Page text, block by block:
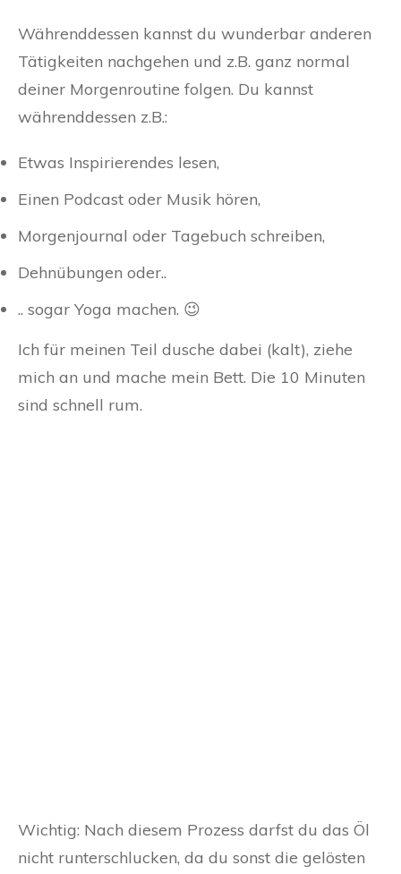
Währenddessen kannst du wunderbar anderen
Tätigkeiten nachgehen und z.B. ganz normal
deiner Morgenroutine folgen. Du kannst
währenddessen z.B.:
Etwas Inspirierendes lesen,
Einen Podcast oder Musik hören,
Morgenjournal oder Tagebuch schreiben,
Dehnübungen oder..
.. sogar Yoga machen. 😉
Ich für meinen Teil dusche dabei (kalt), ziehe
mich an und mache mein Bett. Die 10 Minuten
sind schnell rum.
Wichtig: Nach diesem Prozess darfst du das Öl
nicht runterschlucken, da du sonst die gelösten